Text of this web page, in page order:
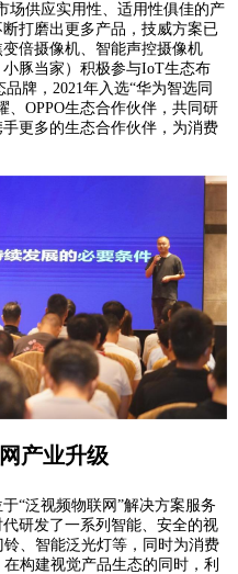
场供应实用性、适用性俱佳的产
打磨出更多产品，技威方案已
倍摄像机、智能声控摄像机
豚当家）积极参与IoT生态布
牌，2021年入选“华为智选同
、OPPO生态合作伙伴，共同研
更多的生态合作伙伴，为消费
产业升级
泛视频物联网”解决方案服务
研发了一系列智能、安全的视
、智能泛光灯等，同时为消费
构建视觉产品生态的同时，利